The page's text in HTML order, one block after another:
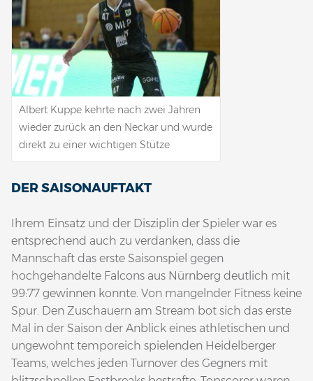
Albert Kuppe kehrte nach zwei Jahren
wieder zurück an den Neckar und wurde
direkt zu einer wichtigen Stütze
DER SAISONAUFTAKT
Ihrem Einsatz und der Disziplin der Spieler war es
entsprechend auch zu verdanken, dass die
Mannschaft das erste Saisonspiel gegen
hochgehandelte Falcons aus Nürnberg deutlich mit
99:77 gewinnen konnte. Von mangelnder Fitness keine
Spur. Den Zuschauern am Stream bot sich das erste
Mal in der Saison der Anblick eines athletischen und
ungewohnt temporeich spielenden Heidelberger
Teams, welches jeden Turnover des Gegners mit